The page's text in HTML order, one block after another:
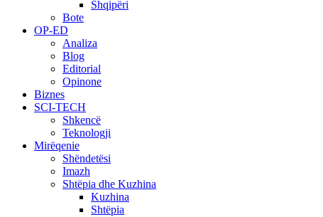
Shqipëri
Bote
OP-ED
Analiza
Blog
Editorial
Opinone
Biznes
SCI-TECH
Shkencë
Teknologji
Mirëqenie
Shëndetësi
Imazh
Shtëpia dhe Kuzhina
Kuzhina
Shtëpia